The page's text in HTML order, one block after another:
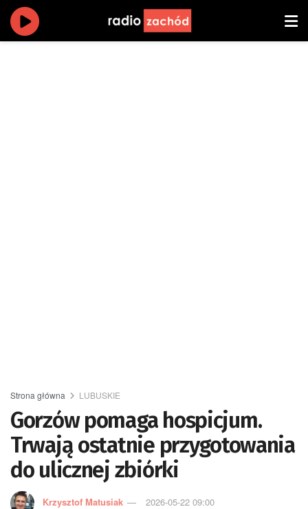
Strona główna LUBUSKIE
Gorzów pomaga hospicjum.
Trwają ostatnie przygotowania
do ulicznej zbiórki
Krzysztof Matusiak 2026-05-22 09:00